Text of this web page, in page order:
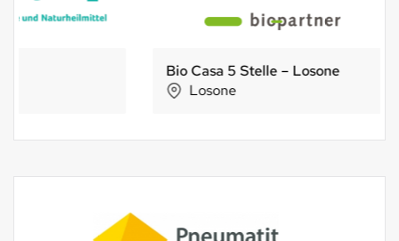
Bio Casa 5 Stelle – Losone